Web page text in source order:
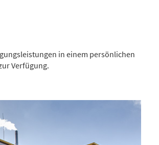
in einem persönlichen
Verfügung.